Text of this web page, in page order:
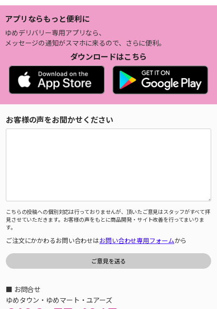
アプリならもっと便利に
ゆめデリバリー専用アプリなら、
メッセージの通知がスマホに来るので、さらに便利。
ダウンロードはこちら
お客様の声をお聞かせください
こちらの投稿への個別対応は行っておりませんが、頂いたご意見はスタッフがすべて拝
見させていただきます。お客様の声をもとに商品開発・サイト改善を行ってまいりま
す。
ご注文にかかわるお問い合わせはお問い合わせ専用フォームから
■ お問合せ
ゆめタウン・ゆめマート・ユアーズ